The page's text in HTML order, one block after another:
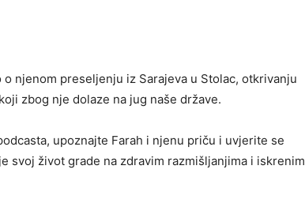
njenom preseljenju iz Sarajeva u Stolac, otkrivanju
zbog nje dolaze na jug naše države.
upoznajte Farah i njenu priču i uvjerite se
svoj život grade na zdravim razmišljanjima i iskrenim